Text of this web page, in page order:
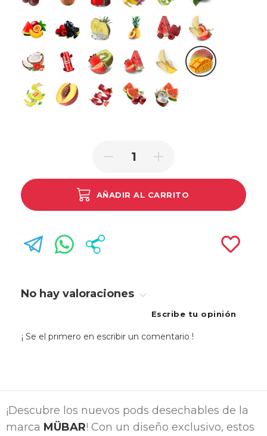
Love Mixed BerriesPineapple IcePineapple Peach
Raspberry Watermelon
Strawberry
Strawberry Coconut
Strawberry Energy Drink
Strawberry KiwiStrawberry Watermelon
Triple BananaTriple Mango
Triple MelonTriple PeachTriple Strawberry
Watermelon Cherry
Watermelon Coconut
AÑADIR AL CARRITO
No hay valoraciones
Escribe tu opinión
¡ Se el primero en escribir un comentario !
¡Descubre los nuevos pods desechables de la
marca MÜBAR! Con un diseño exclusivo, estos